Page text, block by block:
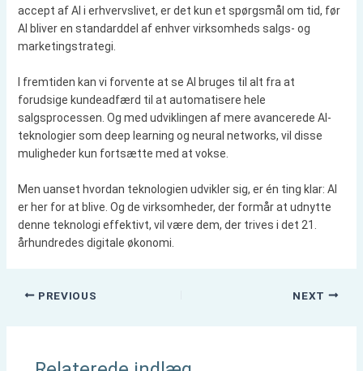
accept af AI i erhvervslivet, er det kun et spørgsmål om tid, før
AI bliver en standarddel af enhver virksomheds salgs- og
marketingstrategi.
I fremtiden kan vi forvente at se AI bruges til alt fra at
forudsige kundeadfærd til at automatisere hele
salgsprocessen. Og med udviklingen af mere avancerede AI-
teknologier som deep learning og neural networks, vil disse
muligheder kun fortsætte med at vokse.
Men uanset hvordan teknologien udvikler sig, er én ting klar: AI
er her for at blive. Og de virksomheder, der formår at udnytte
denne teknologi effektivt, vil være dem, der trives i det 21.
århundredes digitale økonomi.
PREVIOUS NEXT